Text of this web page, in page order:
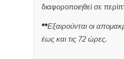
διαφοροποιηθεί σε
**Εξαιρούνται οι
έως και τις 72 ώρες.